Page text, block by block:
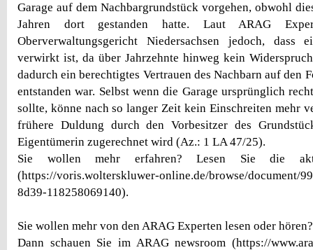
Garage auf dem Nachbargrundstück vorgehen, obwohl
Jahren dort gestanden hatte. Laut ARAG
Oberverwaltungsgericht Niedersachsen jedoch, dass
verwirkt ist, da über Jahrzehnte hinweg kein
dadurch ein berechtigtes Vertrauen des Nachbarn auf den
entstanden war. Selbst wenn die Garage ursprünglich
sollte, könne nach so langer Zeit kein Einschreiten mehr
frühere Duldung durch den Vorbesitzer des
Eigentümerin zugerechnet wird (Az.: 1 LA 47/25).
Sie wollen mehr erfahren? Lesen Sie die
(https://voris.wolterskluwer-online.de/browse/document/
8d39-118258069140).
Sie wollen mehr von den ARAG Experten lesen oder hören?
Dann schauen Sie im ARAG newsroom (https://